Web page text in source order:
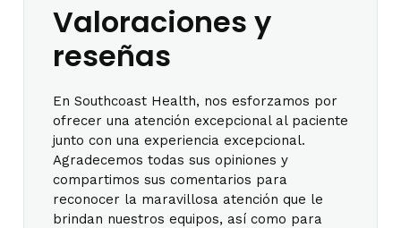
Valoraciones y
reseñas
En Southcoast Health, nos esforzamos por
ofrecer una atención excepcional al paciente
junto con una experiencia excepcional.
Agradecemos todas sus opiniones y
compartimos sus comentarios para
reconocer la maravillosa atención que le
brindan nuestros equipos, así como para